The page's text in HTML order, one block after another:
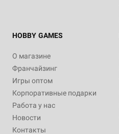
HOBBY GAMES
О магазине
Франчайзинг
Игры оптом
Корпоративные подарки
Работа у нас
Новости
Контакты